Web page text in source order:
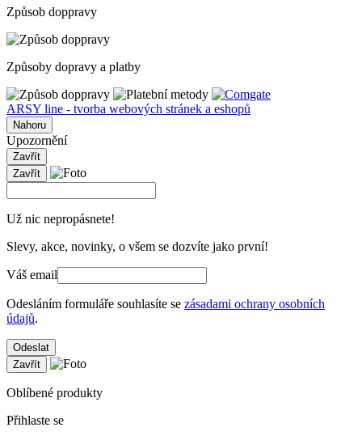
Způsob doppravy
Způsoby dopravy a platby
ARSY line - tvorba webových stránek a eshopů
Nahoru
Upozornění
Zavřít
Zavřít
Už nic nepropásnete!
Slevy, akce, novinky, o všem se dozvíte jako první!
Váš email
Odesláním formuláře souhlasíte se zásadami ochrany osobních
údajů.
Odeslat
Zavřít
Oblíbené produkty
Přihlaste se